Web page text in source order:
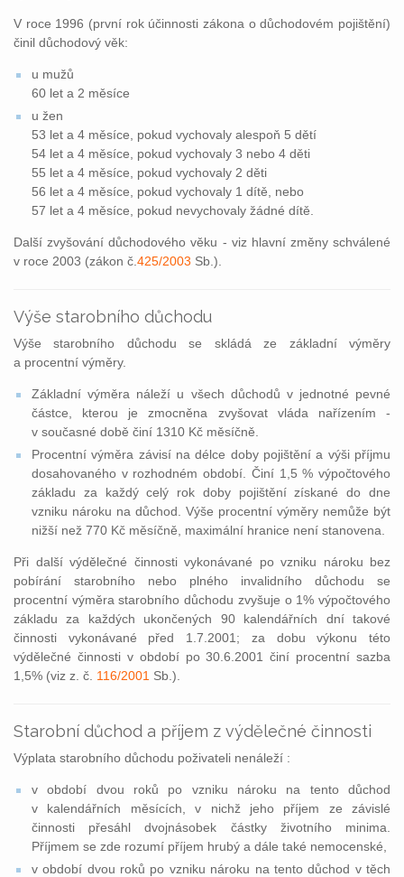
V roce 1996 (první rok účinnosti zákona o důchodovém pojištění)
činil důchodový věk:
u mužů
60 let a 2 měsíce
u žen
53 let a 4 měsíce, pokud vychovaly alespoň 5 dětí
54 let a 4 měsíce, pokud vychovaly 3 nebo 4 děti
55 let a 4 měsíce, pokud vychovaly 2 děti
56 let a 4 měsíce, pokud vychovaly 1 dítě, nebo
57 let a 4 měsíce, pokud nevychovaly žádné dítě.
Další zvyšování důchodového věku - viz hlavní změny schválené
v roce 2003 (zákon č. 425/2003 Sb.).
Výše starobního důchodu
Výše starobního důchodu se skládá ze základní výměry
a procentní výměry.
Základní výměra náleží u všech důchodů v jednotné pevné
částce, kterou je zmocněna zvyšovat vláda nařízením -
v současné době činí 1310 Kč měsíčně.
Procentní výměra závisí na délce doby pojištění a výši příjmu
dosahovaného v rozhodném období. Činí 1,5 % výpočtového
základu za každý celý rok doby pojištění získané do dne
vzniku nároku na důchod. Výše procentní výměry nemůže být
nižší než 770 Kč měsíčně, maximální hranice není stanovena.
Při další výdělečné činnosti vykonávané po vzniku nároku bez
pobírání starobního nebo plného invalidního důchodu se
procentní výměra starobního důchodu zvyšuje o 1% výpočtového
základu za každých ukončených 90 kalendářních dní takové
činnosti vykonávané před 1.7.2001; za dobu výkonu této
výdělečné činnosti v období po 30.6.2001 činí procentní sazba
1,5% (viz z. č. 116/2001 Sb.).
Starobní důchod a příjem z výdělečné činnosti
Výplata starobního důchodu poživateli nenáleží :
v období dvou roků po vzniku nároku na tento důchod
v kalendářních měsících, v nichž jeho příjem ze závislé
činnosti přesáhl dvojnásobek částky životního minima.
Příjmem se zde rozumí příjem hrubý a dále také nemocenské,
v období dvou roků po vzniku nároku na tento důchod v těch